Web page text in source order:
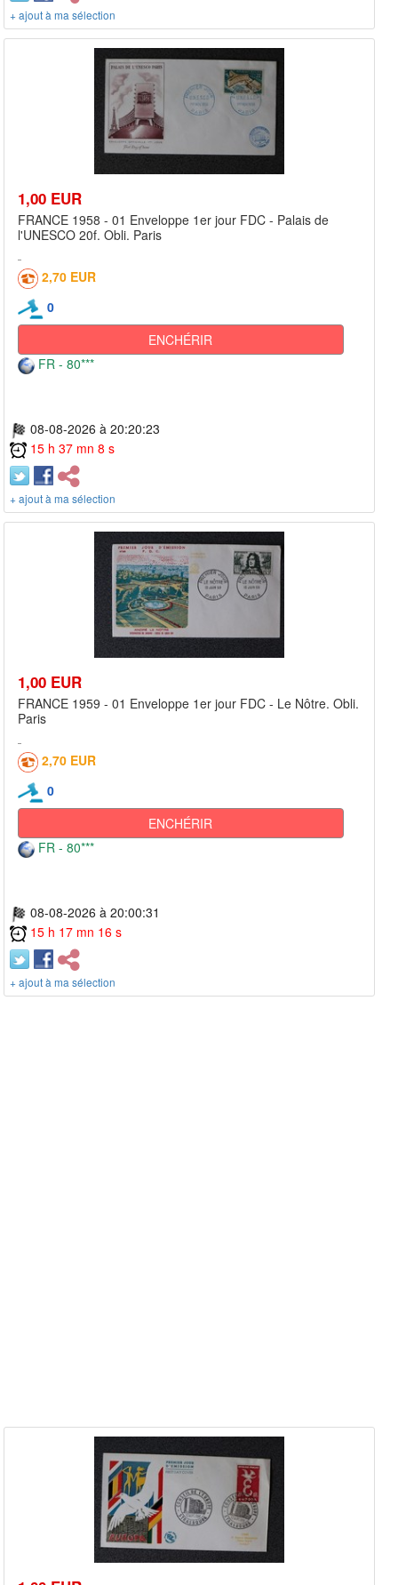
+ ajout à ma sélection
1,00 EUR
FRANCE 1958 - 01 Enveloppe 1er jour FDC - Palais de
l'UNESCO 20f. Obli. Paris
2,70 EUR
0
ENCHÉRIR
FR - 80***
08-08-2026 à 20:20:23
15 h 37 mn 8 s
+ ajout à ma sélection
1,00 EUR
FRANCE 1959 - 01 Enveloppe 1er jour FDC - Le Nôtre. Obli.
Paris
2,70 EUR
0
ENCHÉRIR
FR - 80***
08-08-2026 à 20:00:31
15 h 17 mn 16 s
+ ajout à ma sélection